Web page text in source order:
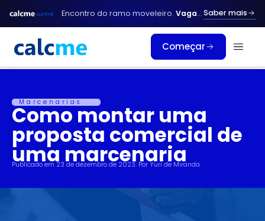
para
conteúdo
Encontro do ramo moveleiro. Vagas limitadas. Saber mais
Começar
Marcenarias
Como montar uma
proposta comercial de
uma marcenaria
Publicado em23 de dezembro de 2023. PorYuri de Miranda